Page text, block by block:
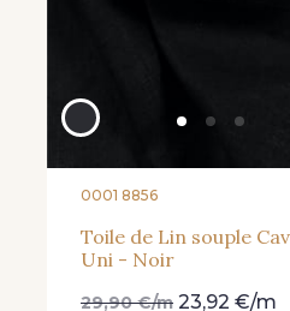
0001 8856
Toile de Lin souple
Uni - Noir
29,90 €/m 23,92 €/m